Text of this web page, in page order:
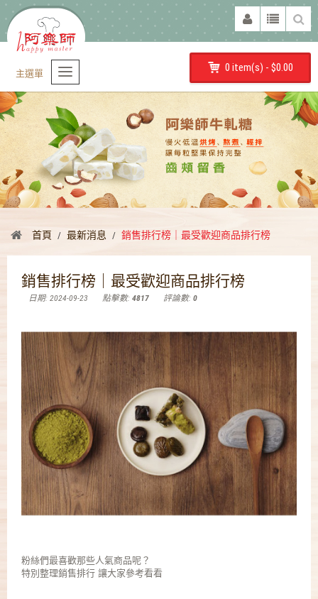
主選單 0 item(s) - $0.00
首頁 最新消息 銷售排行榜｜最受歡迎商品排行榜
銷售排行榜｜最受歡迎商品排行榜
日期: 2024-09-23 點擊數: 4817 評論數: 0
粉絲們最喜歡那些人氣商品呢？
特別整理銷售排行 讓大家參考看看